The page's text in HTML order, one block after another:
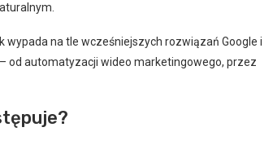
wypada na tle wcześniejszych rozwiązań Google i
– od automatyzacji wideo marketingowego, przez